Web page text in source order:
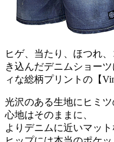
ヒゲ、当たり、ほつれ
き込んだデニムショー
ィな総柄プリントの【
光沢のある生地にヒミ
心地はそのままに、
よりデニムに近いマッ